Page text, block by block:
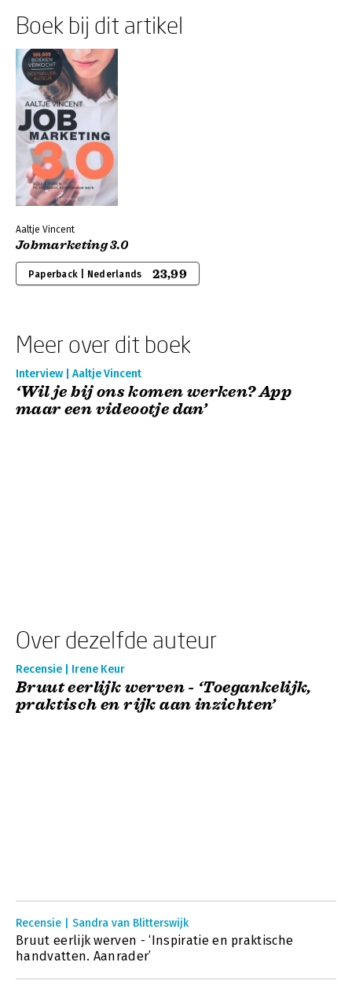
Boek bij dit artikel
Aaltje Vincent
Jobmarketing 3.0
Paperback | Nederlands 23,99
Meer over dit boek
Interview | Aaltje Vincent
‘Wil je bij ons komen werken? App
maar een videootje dan’
Over dezelfde auteur
Recensie | Irene Keur
Bruut eerlijk werven - ‘Toegankelijk,
praktisch en rijk aan inzichten’
Recensie | Sandra van Blitterswijk
Bruut eerlijk werven - ‘Inspiratie en praktische
handvatten. Aanrader’